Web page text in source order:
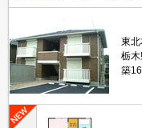
東
栃
築